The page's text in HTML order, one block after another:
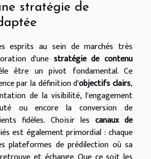
stratégie de
esprits au sein de marchés très
d'une stratégie de contenu
être un pivot fondamental. Ce
par la définition d'objectifs clairs,
de la visibilité, l'engagement
ou encore la conversion de
fidèles. Choisir les canaux de
est également primordial : chaque
plateformes de prédilection où sa